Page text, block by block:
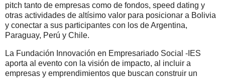
pitch tanto de empresas como de fondos, speed dating y
otras actividades de altísimo valor para posicionar a Bolivia
y conectar a sus participantes con los de Argentina,
Paraguay, Perú y Chile.
La Fundación Innovación en Empresariado Social -IES
aporta al evento con la visión de impacto, al incluir a
empresas y emprendimientos que buscan construir un